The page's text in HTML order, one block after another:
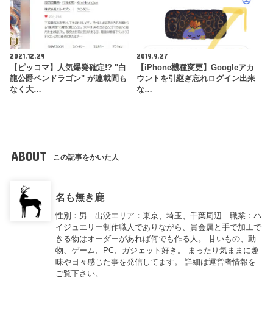
2021.12.29
【ピッコマ】人気爆発確定!? "白
龍公爵ペンドラゴン" が連載間も
なく大…
2019.9.27
【iPhone機種変更】Googleアカ
ウントを引継ぎ忘れログイン出来
な…
ABOUT この記事をかいた人
名も無き鹿
性別：男 出没エリア：東京、埼玉、千葉周辺 職業：ハ
イジュエリー制作職人でありながら、貴金属と手で加工で
きる物はオーダーがあれば何でも作る人。 甘いもの、動
物、ゲーム、PC、ガジェット好き。 まったり気ままに趣
味や日々感じた事を発信してます。 詳細は運営者情報を
ご覧下さい。